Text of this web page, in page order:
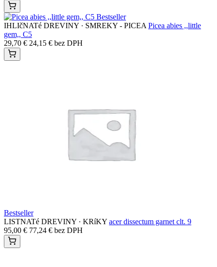
Bestseller
IHLIčNATé DREVINY · SMREKY - PICEA Picea abies ,,little
gem,, C5
29,70 € 24,15 € bez DPH
Bestseller
LISTNATé DREVINY · KRíKY acer dissectum garnet clt. 9
95,00 € 77,24 € bez DPH